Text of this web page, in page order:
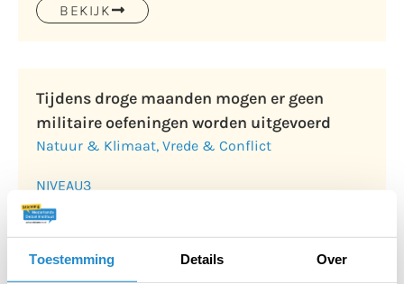
Toestemming Details Over
BEKIJK
Tijdens droge maanden mogen er geen
militaire oefeningen worden uitgevoerd
Natuur & Klimaat, Vrede & Conflict
NIVEAU3
Beleid
BEKIJK